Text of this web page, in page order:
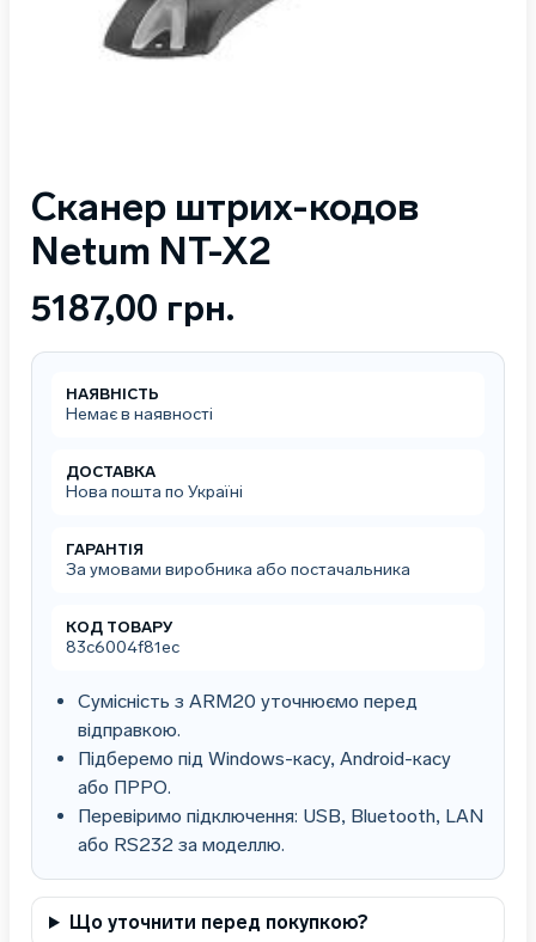
Сканер штрих-кодов
Netum NT-X2
5187,00 грн.
НАЯВНІСТЬ
Немає в наявності
ДОСТАВКА
Нова пошта по Україні
ГАРАНТІЯ
За умовами виробника або постачальника
КОД ТОВАРУ
83c6004f81ec
Сумісність з ARM20 уточнюємо перед
відправкою.
Підберемо під Windows-касу, Android-касу
або ПРРО.
Перевіримо підключення: USB, Bluetooth, LAN
або RS232 за моделлю.
Що уточнити перед покупкою?